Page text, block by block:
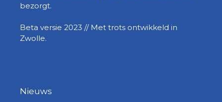
bezorgt.
Beta versie 2023 // Met trots ontwikkeld in
Zwolle.
Nieuws